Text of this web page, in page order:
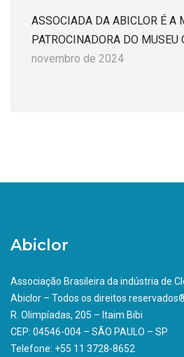
ASSOCIADA DA ABICLOR É A
PATROCINADORA DO MUSEU
novembro de 2024
Abiclor
Associação Brasileira da indústria de
Abiclor – Todos os direitos
R. Olimpíadas, 205 – Itaim Bibi
CEP: 04546-004 – SÃO PAULO – SP
Telefone: +55 11 3728-8652